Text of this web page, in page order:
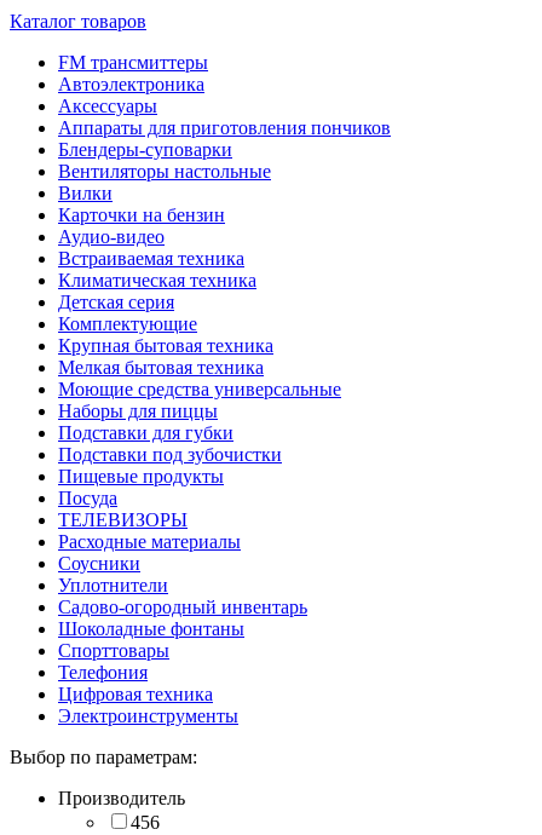
Каталог товаров
FM трансмиттеры
Автоэлектроника
Аксессуары
Аппараты для приготовления пончиков
Блендеры-суповарки
Вентиляторы настольные
Вилки
Карточки на бензин
Аудио-видео
Встраиваемая техника
Климатическая техника
Детская серия
Комплектующие
Крупная бытовая техника
Мелкая бытовая техника
Моющие средства универсальные
Наборы для пиццы
Подставки для губки
Подставки под зубочистки
Пищевые продукты
Посуда
ТЕЛЕВИЗОРЫ
Расходные материалы
Соусники
Уплотнители
Садово-огородный инвентарь
Шоколадные фонтаны
Спорттовары
Телефония
Цифровая техника
Электроинструменты
Выбор по параметрам:
Производитель
456